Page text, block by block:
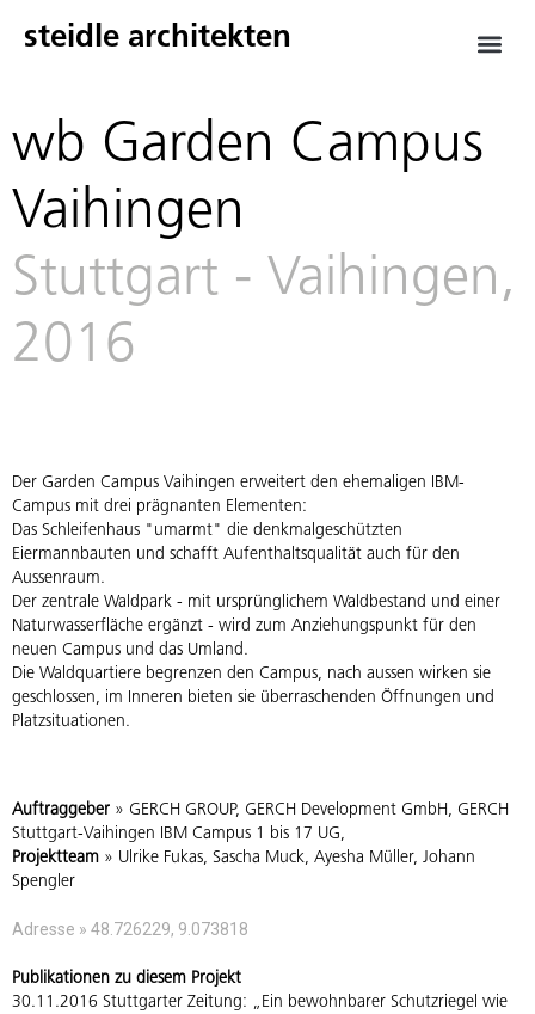
steidle architekten
wb Garden Campus
Vaihingen
Stuttgart - Vaihingen,
2016
Der Garden Campus Vaihingen erweitert den ehemaligen IBM-
Campus mit drei prägnanten Elementen:
Das Schleifenhaus "umarmt" die denkmalgeschützten
Eiermannbauten und schafft Aufenthaltsqualität auch für den
Aussenraum.
Der zentrale Waldpark - mit ursprünglichem Waldbestand und einer
Naturwasserfläche ergänzt - wird zum Anziehungspunkt für den
neuen Campus und das Umland.
Die Waldquartiere begrenzen den Campus, nach aussen wirken sie
geschlossen, im Inneren bieten sie überraschenden Öffnungen und
Platzsituationen.
Auftraggeber » GERCH GROUP, GERCH Development GmbH, GERCH
Stuttgart-Vaihingen IBM Campus 1 bis 17 UG,
Projektteam » Ulrike Fukas, Sascha Muck, Ayesha Müller, Johann
Spengler
Adresse » 48.726229, 9.073818
Publikationen zu diesem Projekt
30.11.2016 Stuttgarter Zeitung: „Ein bewohnbarer Schutzriegel wie